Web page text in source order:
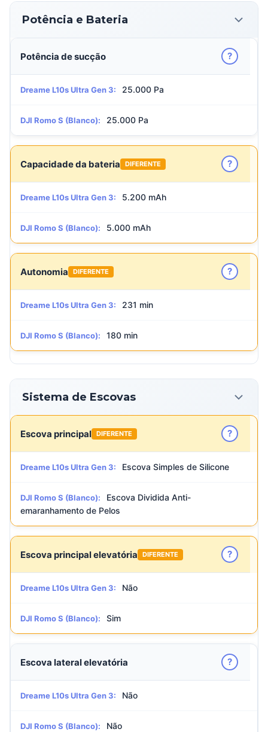
Potência e Bateria
Potência de sucção ?
Dreame L10s Ultra Gen 3: 25.000 Pa
DJI Romo S (Blanco): 25.000 Pa
Capacidade da bateria DIFERENTE ?
Dreame L10s Ultra Gen 3: 5.200 mAh
DJI Romo S (Blanco): 5.000 mAh
Autonomia DIFERENTE ?
Dreame L10s Ultra Gen 3: 231 min
DJI Romo S (Blanco): 180 min
Sistema de Escovas
Escova principal DIFERENTE ?
Dreame L10s Ultra Gen 3: Escova Simples de Silicone
DJI Romo S (Blanco):
Escova Dividida Anti-
emaranhamento de Pelos
Escova principal elevatória DIFERENTE ?
Dreame L10s Ultra Gen 3: Não
DJI Romo S (Blanco): Sim
Escova lateral elevatória ?
Dreame L10s Ultra Gen 3: Não
DJI Romo S (Blanco): Não